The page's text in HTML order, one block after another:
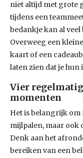
niet altijd met grote
tijdens een
bedankje kan al veel
Overweeg een
kaart of een
laten zien dat je hun
Vier
momenten
Het is belangrijk om
mijlpalen, maar ook
Denk aan het
bereiken van een